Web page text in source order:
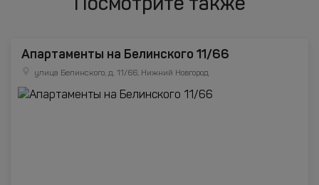
Посмотрите также
Апартаменты на Белинского 11/66
улица Белинского, д. 11/66, Нижний Новгород